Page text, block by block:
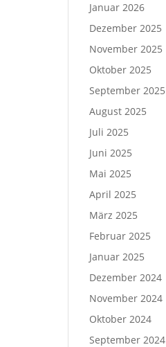
Januar 2026
Dezember 2025
November 2025
Oktober 2025
September 2025
August 2025
Juli 2025
Juni 2025
Mai 2025
April 2025
März 2025
Februar 2025
Januar 2025
Dezember 2024
November 2024
Oktober 2024
September 2024